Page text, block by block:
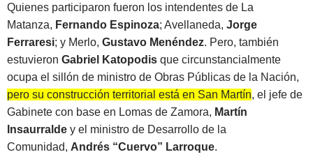
Quienes participaron fueron los intendentes de La
Matanza, Fernando Espinoza; Avellaneda, Jorge
Ferraresi; y Merlo, Gustavo Menéndez. Pero, también
estuvieron Gabriel Katopodis que circunstancialmente
ocupa el sillón de ministro de Obras Públicas de la Nación,
pero su construcción territorial está en San Martín, el jefe de
Gabinete con base en Lomas de Zamora, Martín
Insaurralde y el ministro de Desarrollo de la
Comunidad, Andrés “Cuervo” Larroque.